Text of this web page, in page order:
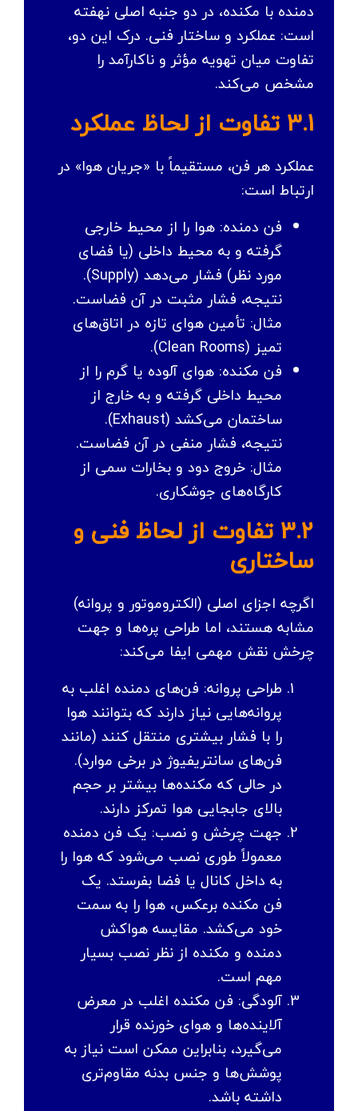
دمنده با مکنده، در دو جنبه اصلی نهفته
است: عملکرد و ساختار فنی. درک این دو،
تفاوت میان تهویه مؤثر و ناکارآمد را
مشخص می‌کند.
3.1 تفاوت از لحاظ عملکرد
عملکرد هر فن، مستقیماً با «جریان هوا» در
ارتباط است:
فن دمنده: هوا را از محیط خارجی
گرفته و به محیط داخلی (یا فضای
مورد نظر) فشار می‌دهد (Supply).
نتیجه، فشار مثبت در آن فضاست.
مثال: تأمین هوای تازه در اتاق‌های
تمیز (Clean Rooms).
فن مکنده: هوای آلوده یا گرم را از
محیط داخلی گرفته و به خارج از
ساختمان می‌کشد (Exhaust).
نتیجه، فشار منفی در آن فضاست.
مثال: خروج دود و بخارات سمی از
کارگاه‌های جوشکاری.
3.2 تفاوت از لحاظ فنی و
ساختاری
اگرچه اجزای اصلی (الکتروموتور و پروانه)
مشابه هستند، اما طراحی پره‌ها و جهت
چرخش نقش مهمی ایفا می‌کند:
طراحی پروانه: فن‌های دمنده اغلب به
پروانه‌هایی نیاز دارند که بتوانند هوا
را با فشار بیشتری منتقل کنند (مانند
فن‌های سانتریفیوژ در برخی موارد).
در حالی که مکنده‌ها بیشتر بر حجم
بالای جابجایی هوا تمرکز دارند.
جهت چرخش و نصب: یک فن دمنده
معمولاً طوری نصب می‌شود که هوا را
به داخل کانال یا فضا بفرستد. یک
فن مکنده برعکس، هوا را به سمت
خود می‌کشد. مقایسه هواکش
دمنده و مکنده از نظر نصب بسیار
مهم است.
آلودگی: فن مکنده اغلب در معرض
آلاینده‌ها و هوای خورنده قرار
می‌گیرد، بنابراین ممکن است نیاز به
پوشش‌ها و جنس بدنه مقاوم‌تری
داشته باشد.